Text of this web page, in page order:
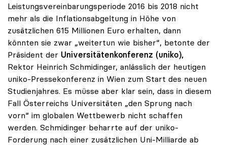
Leistungsvereinbarungsperiode 2016 bis 2018 nicht
mehr als die Inflationsabgeltung in Höhe von
zusätzlichen 615 Millionen Euro erhalten, dann
könnten sie zwar „weitertun wie bisher“, betonte der
Präsident der Universitätenkonferenz (uniko),
Rektor Heinrich Schmidinger, anlässlich der heutigen
uniko-Pressekonferenz in Wien zum Start des neuen
Studienjahres. Es müsse aber klar sein, dass in diesem
Fall Österreichs Universitäten „den Sprung nach
vorn“ im globalen Wettbewerb nicht schaffen
werden. Schmidinger beharrte auf der uniko-
Forderung nach einer zusätzlichen Uni-Milliarde ab